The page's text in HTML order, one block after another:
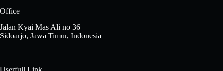
Office
Jalan Kyai Mas Ali no 36
Sidoarjo, Jawa Timur, Indonesia